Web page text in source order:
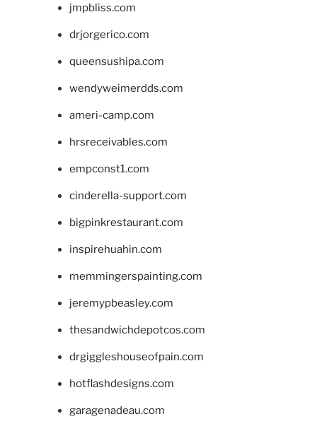
jmpbliss.com
drjorgerico.com
queensushipa.com
wendyweimerdds.com
ameri-camp.com
hrsreceivables.com
empconst1.com
cinderella-support.com
bigpinkrestaurant.com
inspirehuahin.com
memmingerspainting.com
jeremypbeasley.com
thesandwichdepotcos.com
drgiggleshouseofpain.com
hotflashdesigns.com
garagenadeau.com